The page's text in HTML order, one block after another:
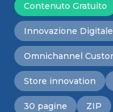
Contenuto Gratuito
Innovazione
Omnichannel
Store innovation
30 pagine ZIP